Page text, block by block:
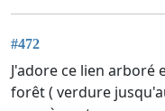
#472
J'adore ce lien arboré
forêt ( verdure